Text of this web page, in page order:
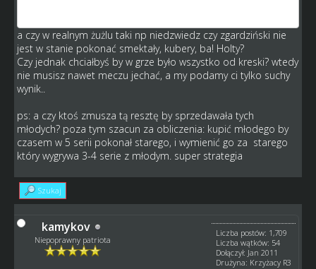
a czy w realnym żużlu taki np niedzwiedz czy zgardziński nie
jest w stanie pokonać smektały, kubery, ba! Holty?
Czy jednak chciałbyś by w grze było wszystko od kreski? wtedy
nie musisz nawet meczu jechać, a my podamy ci tylko suchy
wynik..
ps: a czy ktoś zmusza tą resztę by sprzedawała tych
młodych? poza tym szacun za obliczenia: kupić młodego by
czasem w 5 serii pokonał starego, i wymienić go za starego
który wygrywa 3-4 serie z młodym. super strategia
Szukaj
kamykov
Niepoprawny patriota
Liczba postów: 1,709
Liczba wątków: 54
Dołączył: Jan 2011
Drużyna: Krzyżacy R3